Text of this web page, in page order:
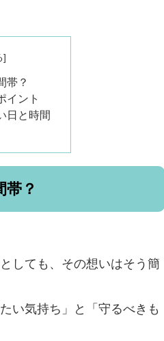
帯？
イント
日と時間
？
しても、その想いはそう簡
い気持ち」と「守るべきも